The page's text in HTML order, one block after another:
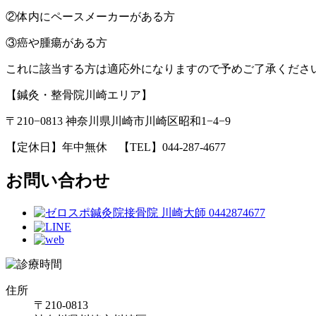
②体内にペースメーカーがある方
③癌や腫瘍がある方
これに該当する方は適応外になりますので予めご了承くださ
【鍼灸・整骨院川崎エリア】
〒210−0813 神奈川県川崎市川崎区昭和1−4−9
【定休日】年中無休 【TEL】044-287-4677
お問い合わせ
住所
〒210-0813